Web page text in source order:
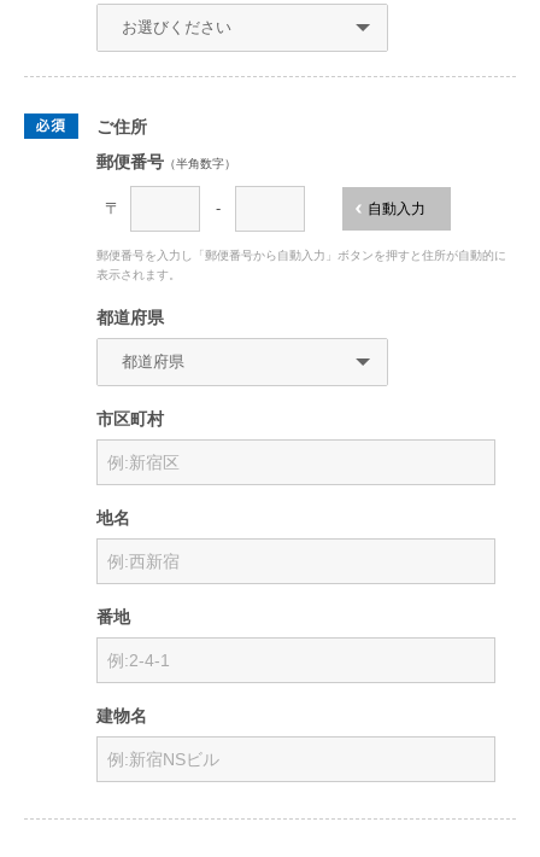
ご住所
郵便番号 （半角数字）
〒 - 自動入力
郵便番号を入力し「郵便番号から自動入力」ボタンを押すと住所が自動的に
表示されます。
都道府県
市区町村
地名
番地
建物名